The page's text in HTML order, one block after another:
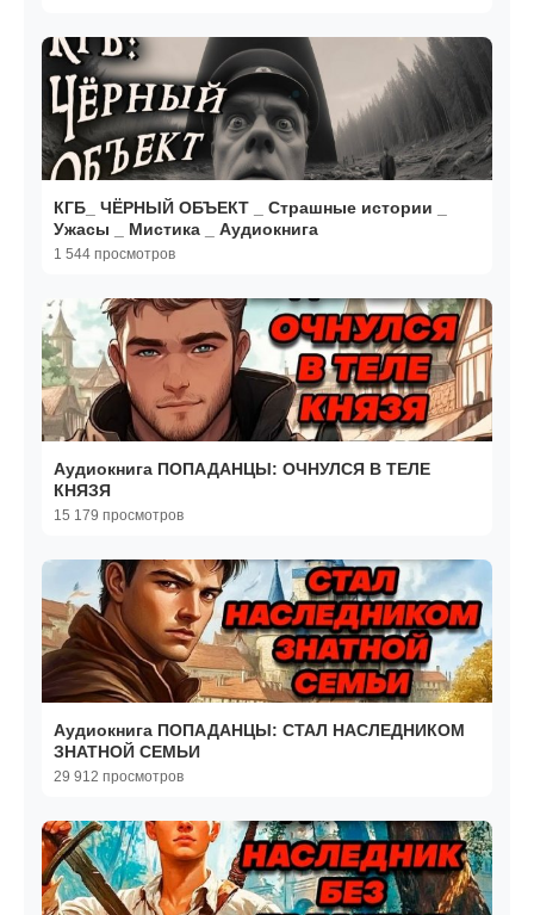
КГБ_ ЧЁРНЫЙ ОБЪЕКТ _ Страшные истории _
Ужасы _ Мистика _ Аудиокнига
1 544 просмотров
Аудиокнига ПОПАДАНЦЫ: ОЧНУЛСЯ В ТЕЛЕ
КНЯЗЯ
15 179 просмотров
Аудиокнига ПОПАДАНЦЫ: СТАЛ НАСЛЕДНИКОМ
ЗНАТНОЙ СЕМЬИ
29 912 просмотров